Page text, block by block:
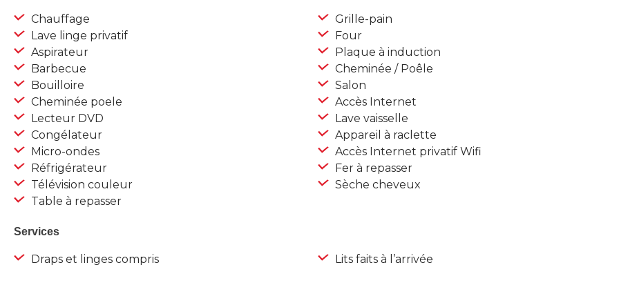
Chauffage
Lave linge privatif
Aspirateur
Barbecue
Bouilloire
Cheminée poele
Lecteur DVD
Congélateur
Micro-ondes
Réfrigérateur
Télévision couleur
Table à repasser
Grille-pain
Four
Plaque à induction
Cheminée / Poêle
Salon
Accès Internet
Lave vaisselle
Appareil à raclette
Accès Internet privatif Wifi
Fer à repasser
Sèche cheveux
Services
Draps et linges compris Lits faits à l’arrivée